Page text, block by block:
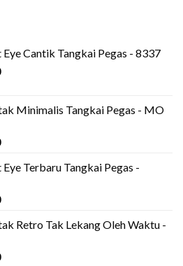
Cantik Tangkai Pegas - 8337
Minimalis Tangkai Pegas - MO
Terbaru Tangkai Pegas -
Retro Tak Lekang Oleh Waktu -